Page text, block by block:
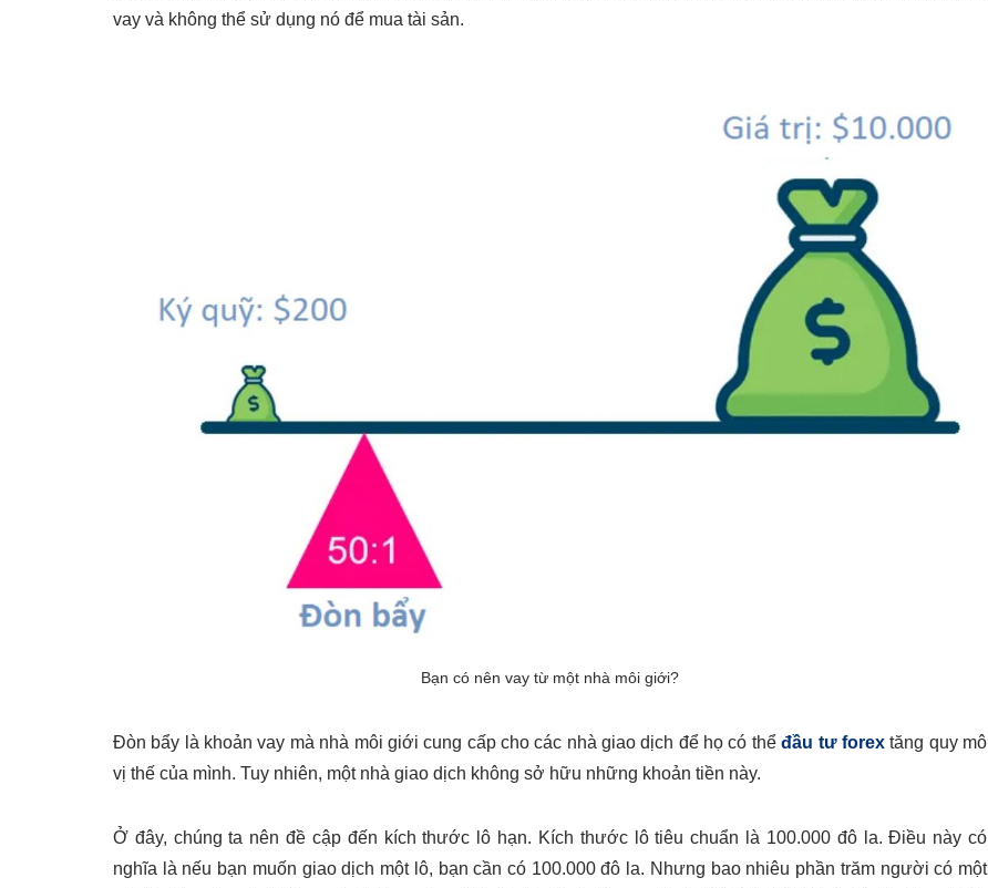
vay và không thể sử dụng nó để mua tài sản.
Bạn có nên vay từ một nhà môi giới?
Đòn bẩy là khoản vay mà nhà môi giới cung cấp cho các nhà giao dịch để họ có thểđầu tư forextăng quy mô
vị thế của mình. Tuy nhiên, một nhà giao dịch không sở hữu những khoản tiền này.
Ở đây, chúng ta nên đề cập đến kích thước lô hạn. Kích thước lô tiêu chuẩn là 100.000 đô la. Điều này có
nghĩa là nếu bạn muốn giao dịch một lô, bạn cần có 100.000 đô la. Nhưng bao nhiêu phần trăm người có một